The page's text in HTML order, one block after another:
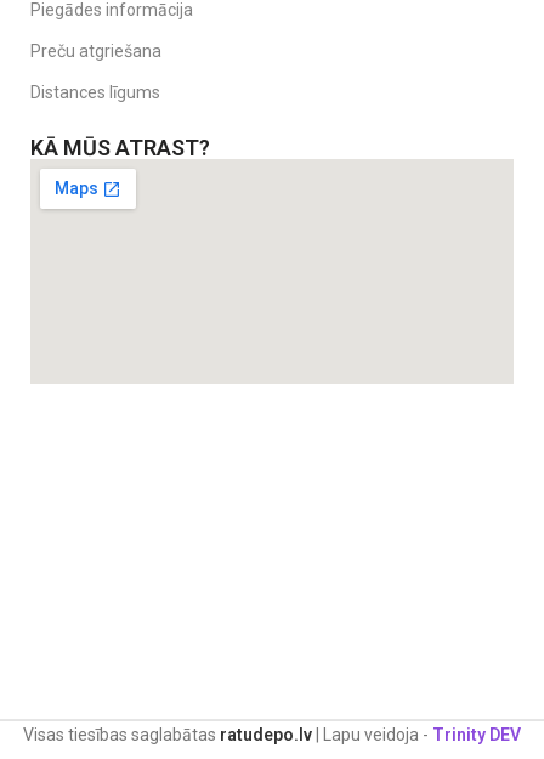
Piegādes informācija
Preču atgriešana
Distances līgums
KĀ MŪS ATRAST?
Visas tiesības saglabātas ratudepo.lv | Lapu veidoja - Trinity DEV